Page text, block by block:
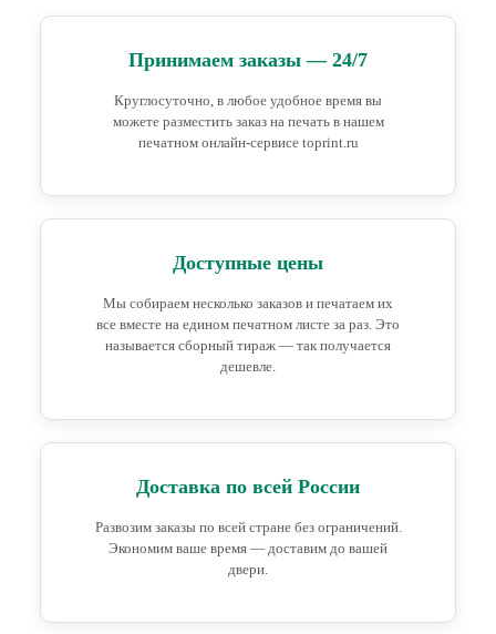
Принимаем заказы — 24/7
Круглосуточно, в любое удобное время вы
можете разместить заказ на печать в нашем
печатном онлайн-сервисе toprint.ru
Доступные цены
Мы собираем несколько заказов и печатаем их
все вместе на едином печатном листе за раз. Это
называется сборный тираж — так получается
дешевле.
Доставка по всей России
Развозим заказы по всей стране без ограничений.
Экономим ваше время — доставим до вашей
двери.